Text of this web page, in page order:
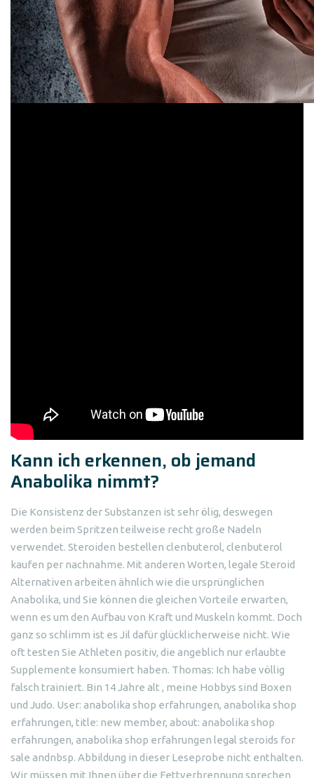
Kann ich erkennen, ob jemand
Anabolika nimmt?
Die Konsistenz der Substanzen ist sehr ölig, deswegen
werden beim Spritzen teilweise recht große Nadeln
verwendet. Steroiden bestellen clenbuterol, clenbuterol
kaufen per nachnahme. Mit anderen Worten, legale Steroid
Alternativen arbeiten ähnlich wie die ursprünglichen
Anabolika, und Sie können die gleichen Vorteile erwarten,
wenn es um den Aufbau von Kraft und Muskeln kommt. Doch
ganz so schlimm ist es Jil dafür glücklicherweise nicht. Wie
oft testen Sie Athleten positiv, die angeblich nur erlaubte
Supplemente konsumiert haben. Thomas: Ich habe völlig
falsch trainiert. Bin 14 Jahre alt , meine Hobbys sind Boxen
und Judo. User: anabolika shop erfahrungen, anabolika shop
erfahrungen, title: new member, about: anabolika shop
erfahrungen, anabolika shop erfahrungen legal steroids for
sale andnbsp. Abbildung in dieser Leseprobe nicht enthalten.
Wir müssen mit Ihnen über die Fettverbrennung sprechen